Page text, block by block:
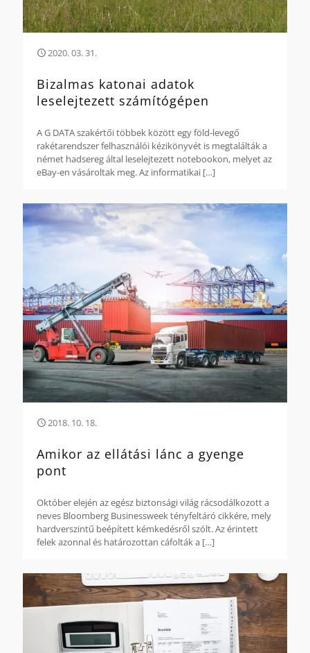
2020. 03. 31.
Bizalmas katonai adatok
leselejtezett számítógépen
A G DATA szakértői többek között egy föld-levegő
rakétarendszer felhasználói kézikönyvét is megtalálták a
német hadsereg által leselejtezett notebookon, melyet az
eBay-en vásároltak meg. Az informatikai […]
2018. 10. 18.
Amikor az ellátási lánc a gyenge
pont
Október elején az egész biztonsági világ rácsodálkozott a
neves Bloomberg Businessweek tényfeltáró cikkére, mely
hardverszintű beépített kémkedésről szólt. Az érintett
felek azonnal és határozottan cáfolták a […]